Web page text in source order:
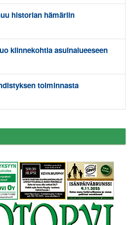
historian hämäriin
kiinnekohtia asuinalueeseen
toiminnasta